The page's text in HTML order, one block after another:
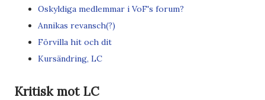
Oskyldiga medlemmar i VoF's forum?
Annikas revansch(?)
Förvilla hit och dit
Kursändring, LC
Kritisk mot LC